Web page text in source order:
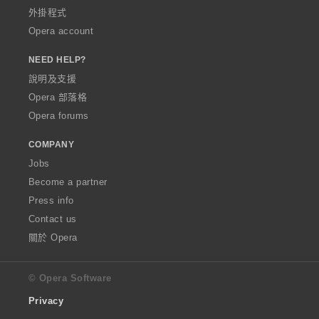
外掛程式
Opera account
NEED HELP?
說明及支援
Opera 部落格
Opera forums
COMPANY
Jobs
Become a partner
Press info
Contact us
關於 Opera
© Opera Software
Privacy